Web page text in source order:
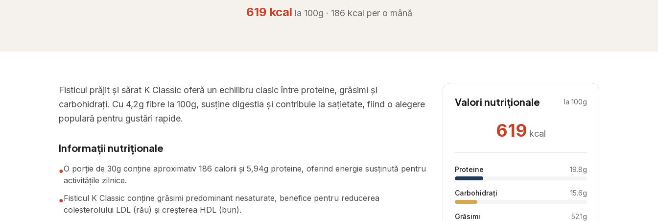
619 kcal la 100g · 186 kcal per o mână
Fisticul prăjit și sărat K Classic oferă un echilibru clasic între proteine, grăsimi și
carbohidrați. Cu 4,2g fibre la 100g, susține digestia și contribuie la sațietate, fiind o alegere
populară pentru gustări rapide.
Informații nutriționale
●O porție de 30g conține aproximativ 186 calorii și 5,94g proteine, oferind energie susținută pentru
activitățile zilnice.
●Fisticul K Classic conține grăsimi predominant nesaturate, benefice pentru reducerea
colesterolului LDL (rău) și creșterea HDL (bun).
Valori nutriționale la 100g
619 kcal
Proteine 19.8g
Carbohidrați 15.6g
Grăsimi 52.1g